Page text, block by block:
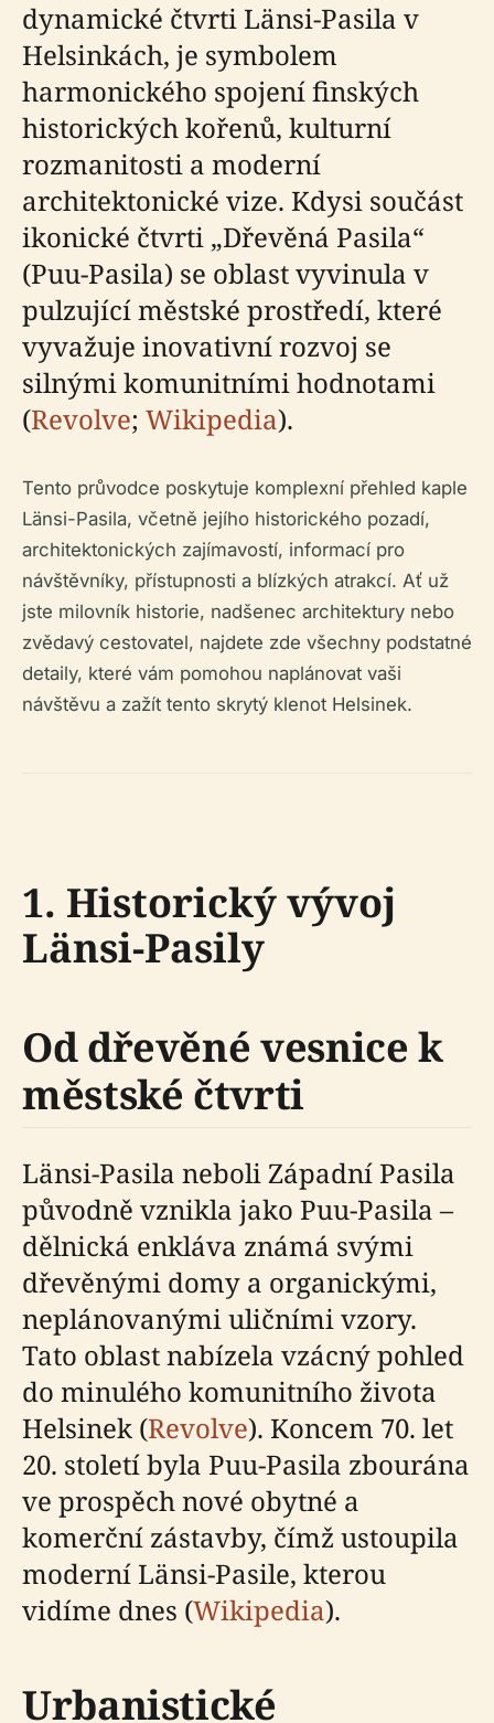
dynamické čtvrti Länsi-Pasila v
Helsinkách, je symbolem
harmonického spojení finských
historických kořenů, kulturní
rozmanitosti a moderní
architektonické vize. Kdysi součást
ikonické čtvrti „Dřevěná Pasila“
(Puu-Pasila) se oblast vyvinula v
pulzující městské prostředí, které
vyvažuje inovativní rozvoj se
silnými komunitními hodnotami
(Revolve; Wikipedia).
Tento průvodce poskytuje komplexní přehled kaple
Länsi-Pasila, včetně jejího historického pozadí,
architektonických zajímavostí, informací pro
návštěvníky, přístupnosti a blízkých atrakcí. Ať už
jste milovník historie, nadšenec architektury nebo
zvědavý cestovatel, najdete zde všechny podstatné
detaily, které vám pomohou naplánovat vaši
návštěvu a zažít tento skrytý klenot Helsinek.
1. Historický vývoj
Länsi-Pasily
Od dřevěné vesnice k
městské čtvrti
Länsi-Pasila neboli Západní Pasila
původně vznikla jako Puu-Pasila –
dělnická enkláva známá svými
dřevěnými domy a organickými,
neplánovanými uličními vzory.
Tato oblast nabízela vzácný pohled
do minulého komunitního života
Helsinek (Revolve). Koncem 70. let
20. století byla Puu-Pasila zbourána
ve prospěch nové obytné a
komerční zástavby, čímž ustoupila
moderní Länsi-Pasile, kterou
vidíme dnes (Wikipedia).
Urbanistické